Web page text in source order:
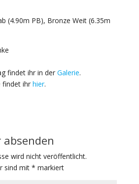
(4.90m PB), Bronze Weit (6.35m
findet ihr in der Galerie.
findet ihr hier.
wird nicht veröffentlicht.
sind mit * markiert